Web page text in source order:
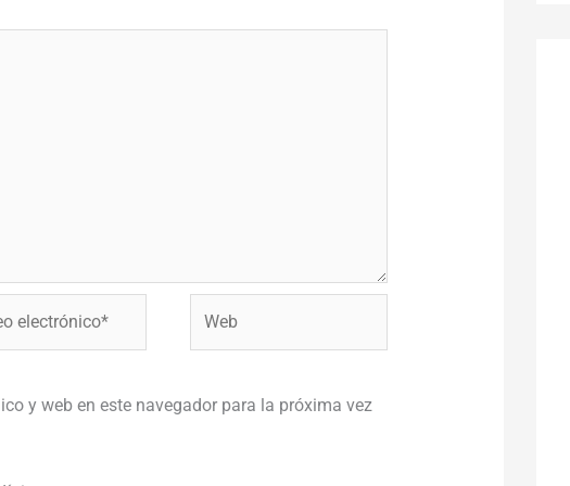
y web en este navegador para la próxima vez